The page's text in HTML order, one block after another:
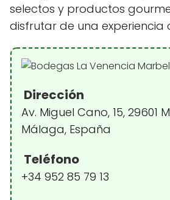
selectos y productos
disfrutar de una experiencia
Dirección
Av. Miguel Cano, 15, 29601
Málaga, España
Teléfono
+34 952 85 79 13